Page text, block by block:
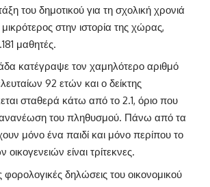
του δημοτικού για τη σχολική χρονιά
στην ιστορία της χώρας,
μαθητές.
κατέγραψε τον χαμηλότερο αριθμό
92 ετών και ο δείκτης
σταθερά κάτω από το 2.1, όριο που
ανανέωση του πληθυσμού. Πάνω από τα
μόνο ένα παιδί και μόνο περίπου το
είναι τρίτεκνες.
φορολογικές δηλώσεις του οικονομικού